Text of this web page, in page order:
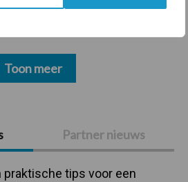
Partner nieuws
praktische tips voor een
Toon meer